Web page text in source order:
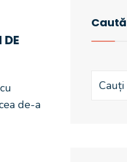
de-a
Caută